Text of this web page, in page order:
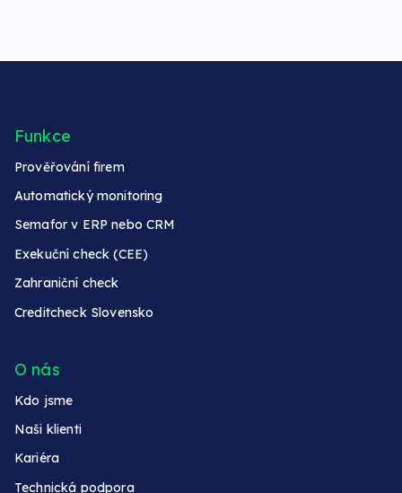
Funkce
Prověřování firem
Automatický monitoring
Semafor v ERP nebo CRM
Exekuční check (CEE)
Zahraniční check
Creditcheck Slovensko
O nás
Kdo jsme
Naši klienti
Kariéra
Technická podpora